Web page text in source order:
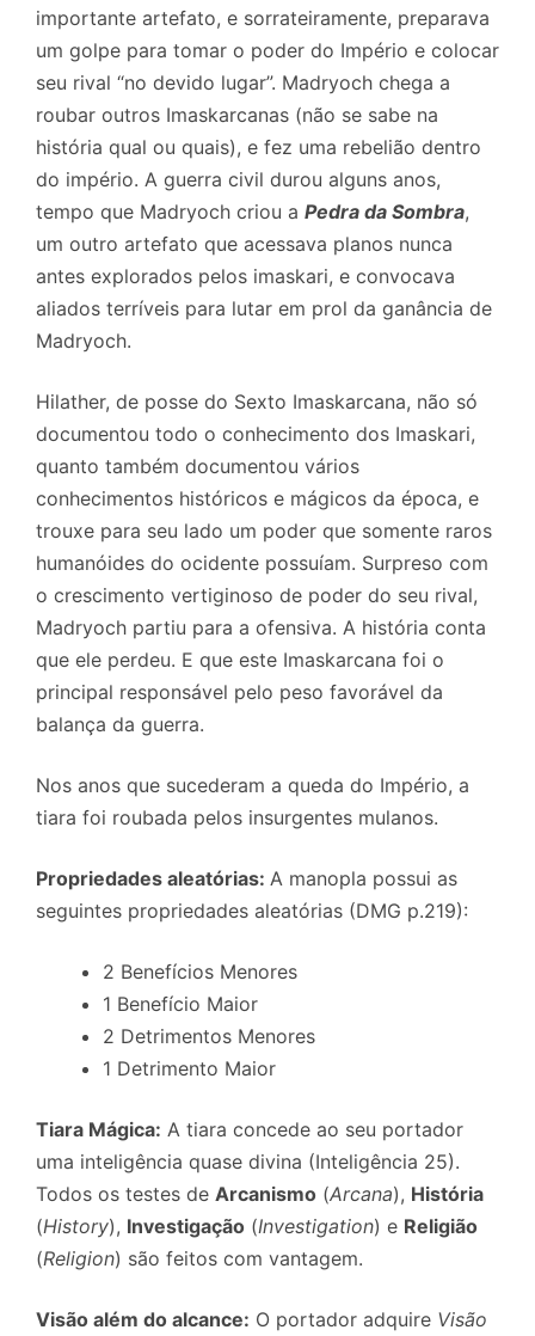
importante artefato, e sorrateiramente, preparava
um golpe para tomar o poder do Império e colocar
seu rival “no devido lugar”. Madryoch chega a
roubar outros Imaskarcanas (não se sabe na
história qual ou quais), e fez uma rebelião dentro
do império. A guerra civil durou alguns anos,
tempo que Madryoch criou a Pedra da Sombra,
um outro artefato que acessava planos nunca
antes explorados pelos imaskari, e convocava
aliados terríveis para lutar em prol da ganância de
Madryoch.
Hilather, de posse do Sexto Imaskarcana, não só
documentou todo o conhecimento dos Imaskari,
quanto também documentou vários
conhecimentos históricos e mágicos da época, e
trouxe para seu lado um poder que somente raros
humanóides do ocidente possuíam. Surpreso com
o crescimento vertiginoso de poder do seu rival,
Madryoch partiu para a ofensiva. A história conta
que ele perdeu. E que este Imaskarcana foi o
principal responsável pelo peso favorável da
balança da guerra.
Nos anos que sucederam a queda do Império, a
tiara foi roubada pelos insurgentes mulanos.
Propriedades aleatórias: A manopla possui as
seguintes propriedades aleatórias (DMG p.219):
2 Benefícios Menores
1 Benefício Maior
2 Detrimentos Menores
1 Detrimento Maior
Tiara Mágica: A tiara concede ao seu portador
uma inteligência quase divina (Inteligência 25).
Todos os testes de Arcanismo (Arcana), História
(History), Investigação (Investigation) e Religião
(Religion) são feitos com vantagem.
Visão além do alcance: O portador adquire Visão